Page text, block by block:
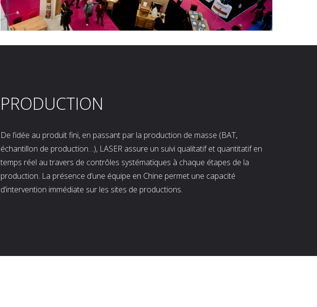
PRODUCTION
De l’idée au produit fini, en passant par la production de masse (BAT,
échantillon de production…), LASER assure un suivi qualitatif et quantitatif en
temps réel au travers de contrôles systématiques à chaque étapes de la
production. La présence d’une équipe en Chine permet une capacité
d’intervention immédiate sur les sites de productions.